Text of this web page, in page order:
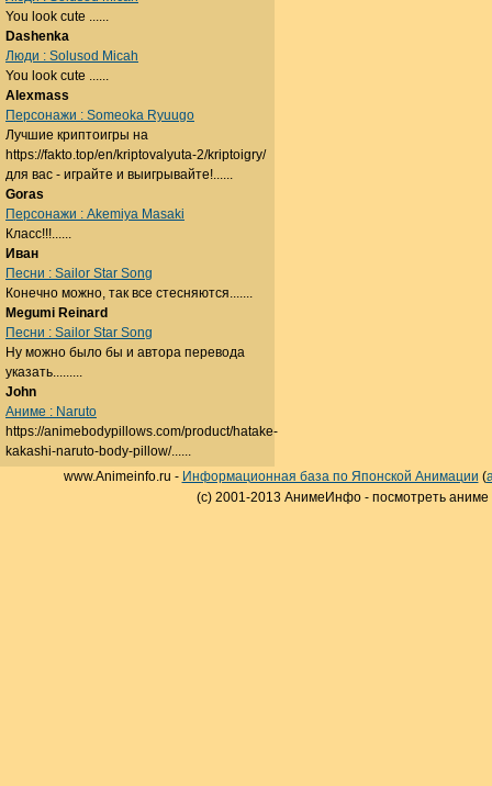
You look cute ......
Dashenka
Люди : Solusod Micah
You look cute ......
Alexmass
Персонажи : Someoka Ryuugo
Лучшие криптоигры на
https://fakto.top/en/kriptovalyuta-2/kriptoigry/
для вас - играйте и выигрывайте!......
Goras
Персонажи : Akemiya Masaki
Класс!!!......
Иван
Песни : Sailor Star Song
Конечно можно, так все стесняются.......
Megumi Reinard
Песни : Sailor Star Song
Ну можно было бы и автора перевода
указать.........
John
Аниме : Naruto
https://animebodypillows.com/product/hatake-
kakashi-naruto-body-pillow/......
www.Animeinfo.ru - Информационная база по Японской Анимации (
(c) 2001-2013 АнимеИнфо - посмотреть аниме